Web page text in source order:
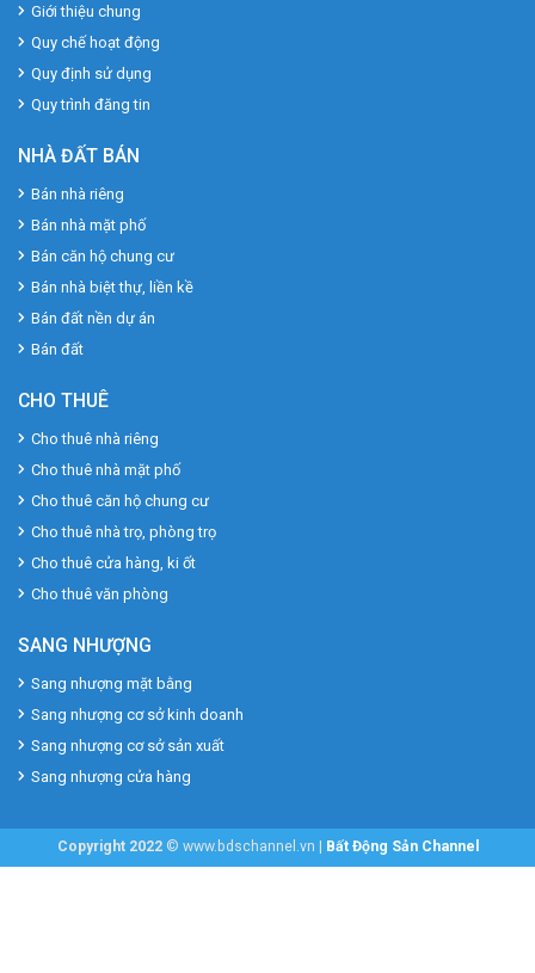
Giới thiệu chung
Quy chế hoạt động
Quy định sử dụng
Quy trình đăng tin
NHÀ ĐẤT BÁN
Bán nhà riêng
Bán nhà mặt phố
Bán căn hộ chung cư
Bán nhà biệt thự, liền kề
Bán đất nền dự án
Bán đất
CHO THUÊ
Cho thuê nhà riêng
Cho thuê nhà mặt phố
Cho thuê căn hộ chung cư
Cho thuê nhà trọ, phòng trọ
Cho thuê cửa hàng, ki ốt
Cho thuê văn phòng
SANG NHƯỢNG
Sang nhượng mặt bằng
Sang nhượng cơ sở kinh doanh
Sang nhượng cơ sở sản xuất
Sang nhượng cửa hàng
Copyright 2022© www.bdschannel.vn | Bất Động Sản Channel